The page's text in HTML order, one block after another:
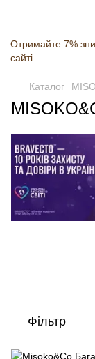
Отримайте 7%
сайті
Каталог
Фільтр